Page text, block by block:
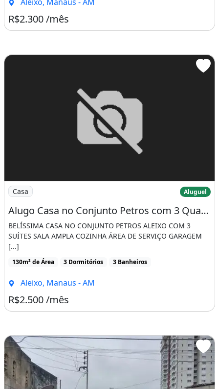
R$2.300 /mês
Imagem: Alugo Casa no Conjunto Petros com 3 Quartos
Casa Aluguel
Alugo Casa no Conjunto Petros com 3 Quartos
BELÍSSIMA CASA NO CONJUNTO PETROS ALEIXO COM 3
SUÍTES SALA AMPLA COZINHA ÁREA DE SERVIÇO GARAGEM
[...]
130m² de Área 3 Dormitórios 3 Banheiros
Aleixo, Manaus - AM
R$2.500 /mês